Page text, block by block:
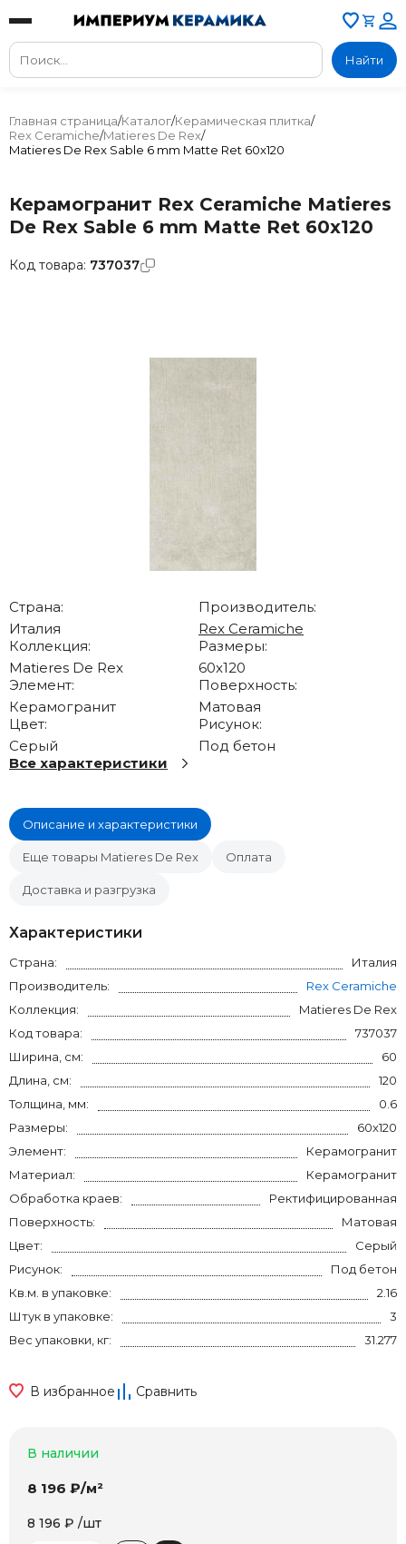
Найти
Главная страница/Каталог/Керамическая плитка/
Rex Ceramiche/Matieres De Rex/
Matieres De Rex Sable 6 mm Matte Ret 60x120
Керамогранит Rex Ceramiche Matieres
De Rex Sable 6 mm Matte Ret 60x120
Страна:
Италия
Производитель:
Rex Ceramiche
Коллекция:
Matieres De Rex
Размеры:
60x120
Элемент:
Керамогранит
Поверхность:
Матовая
Цвет:
Серый
Рисунок:
Под бетон
Все характеристики
Описание и характеристики
Еще товары Matieres De Rex Оплата
Доставка и разгрузка
Характеристики
Страна:
Италия
Производитель:
Rex Ceramiche
Коллекция:
Matieres De Rex
Код товара:
737037
Ширина, см:
60
Длина, см:
120
Толщина, мм:
0.6
Размеры:
60x120
Элемент:
Керамогранит
Материал:
Керамогранит
Обработка краев:
Ректифицированная
Поверхность:
Матовая
Цвет:
Серый
Рисунок:
Под бетон
Кв.м. в упаковке:
2.16
Штук в упаковке:
3
Вес упаковки, кг:
31.277
В избранное Сравнить
В наличии
8 196 ₽/м²
8 196 ₽ /шт
Код товара: 737037